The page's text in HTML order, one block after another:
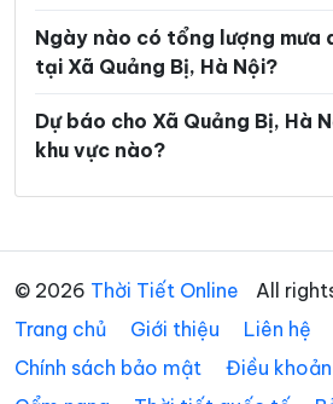
Xã Chương Dương Xã
Xã Cổ Đô
Xã Đại Thanh Xã
Xã Hòa Lạc Xã
Ngày nào có tổng lượng mưa
tại Xã Quảng Bị, Hà Nội?
Dự báo cho Xã Quảng Bị, Hà
khu vực nào?
© 2026 Thời Tiết Online
All
Trang chủ
Giới thiệu
Liên hệ
Chính sách bảo mật
Điều khoản